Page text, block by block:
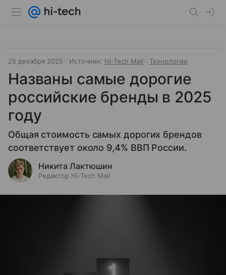
25 декабря 2025 Источник: Hi-Tech Mail Технологии
Названы самые дорогие
российские бренды в 2025
году
Общая стоимость самых дорогих брендов
соответствует около 9,4% ВВП России.
Никита Лактюшин
Редактор Hi-Tech Mail